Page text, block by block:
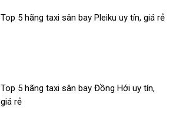
Top 5 hãng taxi sân bay Pleiku uy tín, giá rẻ
Top 5 hãng taxi sân bay Đồng Hới uy tín,
giá rẻ